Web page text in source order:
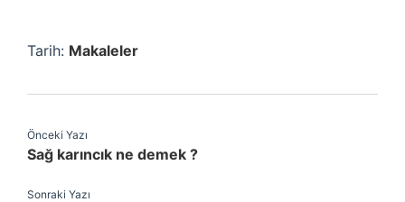
Tarih: Makaleler
Önceki Yazı
Sağ karıncık ne demek ?
Sonraki Yazı